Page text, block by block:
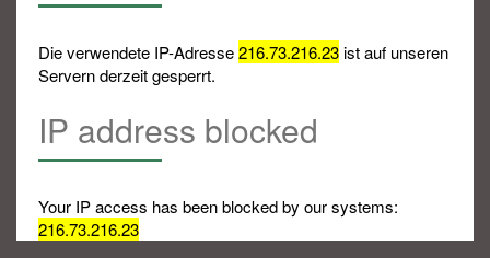
Die verwendete IP-Adresse216.73.216.23ist auf unseren
Servern derzeit gesperrt.
IP address blocked
Your IP access has been blocked by our systems:
216.73.216.23